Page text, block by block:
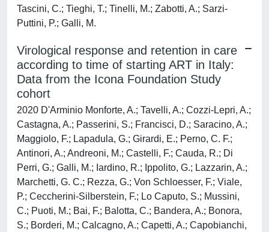
Tascini, C.; Tieghi, T.; Tinelli, M.; Zabotti, A.; Sarzi-
Puttini, P.; Galli, M.
Virological response and retention in care
according to time of starting ART in Italy:
Data from the Icona Foundation Study
cohort
2020 D'Arminio Monforte, A.; Tavelli, A.; Cozzi-Lepri, A.;
Castagna, A.; Passerini, S.; Francisci, D.; Saracino, A.;
Maggiolo, F.; Lapadula, G.; Girardi, E.; Perno, C. F.;
Antinori, A.; Andreoni, M.; Castelli, F.; Cauda, R.; Di
Perri, G.; Galli, M.; Iardino, R.; Ippolito, G.; Lazzarin, A.;
Marchetti, G. C.; Rezza, G.; Von Schloesser, F.; Viale,
P.; Ceccherini-Silberstein, F.; Lo Caputo, S.; Mussini,
C.; Puoti, M.; Bai, F.; Balotta, C.; Bandera, A.; Bonora,
S.; Borderi, M.; Calcagno, A.; Capetti, A.; Capobianchi,